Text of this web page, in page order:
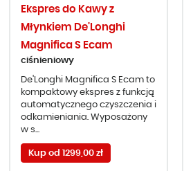
Ekspres do Kawy z
Młynkiem De'Longhi
Magnifica S Ecam
ciśnieniowy
De'Longhi Magnifica S Ecam to
kompaktowy ekspres z funkcją
automatycznego czyszczenia i
odkamieniania. Wyposażony
w s...
Kup od 1299,00 zł